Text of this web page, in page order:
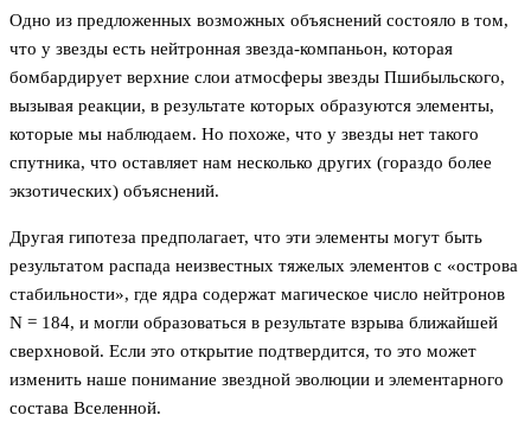
Одно из предложенных возможных объяснений состояло в том,
что у звезды есть нейтронная звезда-компаньон, которая
бомбардирует верхние слои атмосферы звезды Пшибыльского,
вызывая реакции, в результате которых образуются элементы,
которые мы наблюдаем. Но похоже, что у звезды нет такого
спутника, что оставляет нам несколько других (гораздо более
экзотических) объяснений.
Другая гипотеза предполагает, что эти элементы могут быть
результатом распада неизвестных тяжелых элементов с «острова
стабильности», где ядра содержат магическое число нейтронов
N = 184, и могли образоваться в результате взрыва ближайшей
сверхновой. Если это открытие подтвердится, то это может
изменить наше понимание звездной эволюции и элементарного
состава Вселенной.